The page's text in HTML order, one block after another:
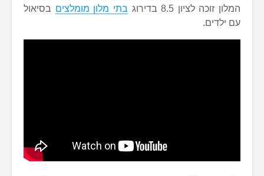
המלון זוכה לציון 8.5 בדירוג
בתי מלון מומלצים בסיאול
עם ילדים.